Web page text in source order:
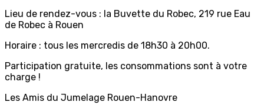
Lieu de rendez-vous : la Buvette du Robec, 219 rue Eau
de Robec à Rouen
Horaire : tous les mercredis de 18h30 à 20h00.
Participation gratuite, les consommations sont à votre
charge !
Les Amis du Jumelage Rouen-Hanovre